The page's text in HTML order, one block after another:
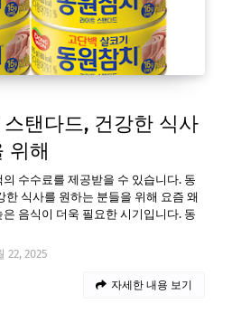
탠다드, 건강한 식사
위해
수수료를 제공받을 수 있습니다. 동
한 식사를 원하는 분들을 위해 요즘 왜
음식이 더욱 필요한 시기입니다. 동
22, 2025
자세한 내용 보기